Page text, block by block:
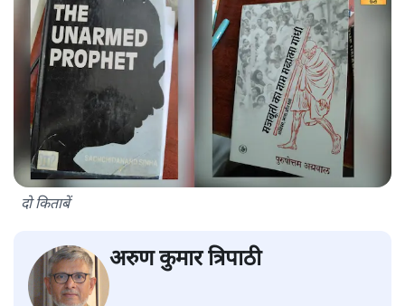
दो किताबें
अरुण कुमार त्रिपाठी